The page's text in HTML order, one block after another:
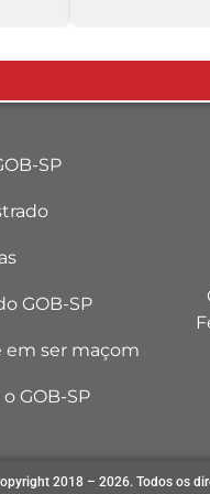
SP
GOB-SP
em ser maçom
GOB-SP
2018 – 2026. Todos os